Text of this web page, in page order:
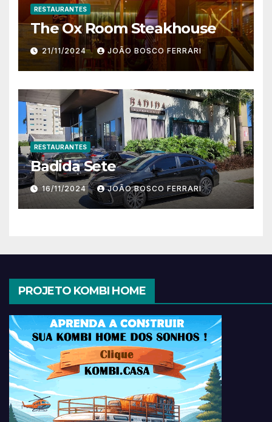
RESTAURANTES
The Ox Room Steakhouse
21/11/2024 JOÃO BOSCO FERRARI
RESTAURANTES
Badida Sete
16/11/2024 JOÃO BOSCO FERRARI
PROJETO KOMBI HOME